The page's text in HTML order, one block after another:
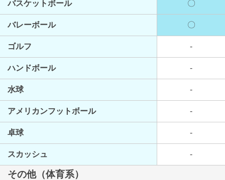
バスケットボール 〇
バレーボール 〇
ゴルフ -
ハンドボール -
水球 -
アメリカンフットボール -
卓球 -
スカッシュ -
その他（体育系）